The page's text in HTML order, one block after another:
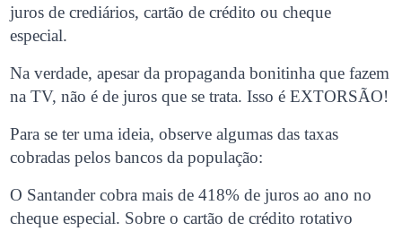
juros de crediários, cartão de crédito ou cheque
especial.
Na verdade, apesar da propaganda bonitinha que fazem
na TV, não é de juros que se trata. Isso é EXTORSÃO!
Para se ter uma ideia, observe algumas das taxas
cobradas pelos bancos da população:
O Santander cobra mais de 418% de juros ao ano no
cheque especial. Sobre o cartão de crédito rotativo